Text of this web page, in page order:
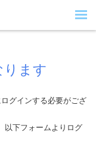
ます
グインする必要がござ
以下フォームよりログ